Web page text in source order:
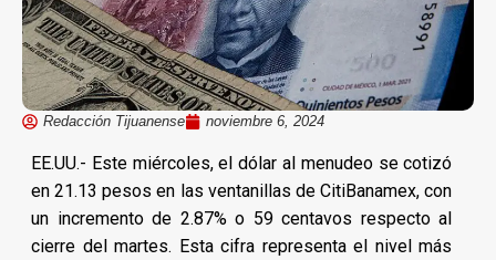
Redacción Tijuanense noviembre 6, 2024
EE.UU.- Este miércoles, el dólar al menudeo se cotizó
en 21.13 pesos en las ventanillas de CitiBanamex, con
un incremento de 2.87% o 59 centavos respecto al
cierre del martes. Esta cifra representa el nivel más